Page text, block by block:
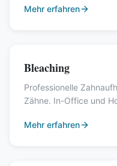
Mehr erfahren
Bleaching
Professionelle
Zähne. In-Office und
Mehr erfahren